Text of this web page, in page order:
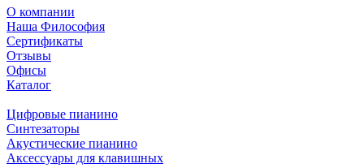
О компании
Наша Философия
Сертификаты
Отзывы
Офисы
Каталог
Цифровые пианино
Синтезаторы
Акустические пианино
Аксессуары для клавишных